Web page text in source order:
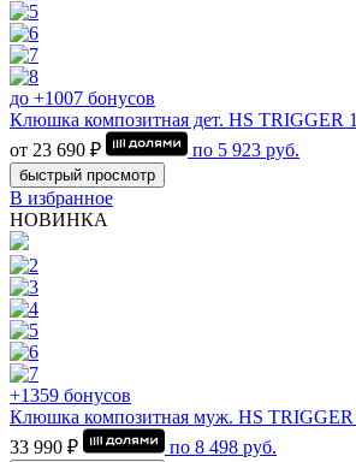
до +1007 бонусов
Клюшка композитная дет. HS TRIGGER
от 23 690 ₽
по 5 923 руб.
быстрый просмотр
В избранное
НОВИНКА
+1359 бонусов
Клюшка композитная муж. HS TRIGGER
33 990 ₽
по 8 498 руб.